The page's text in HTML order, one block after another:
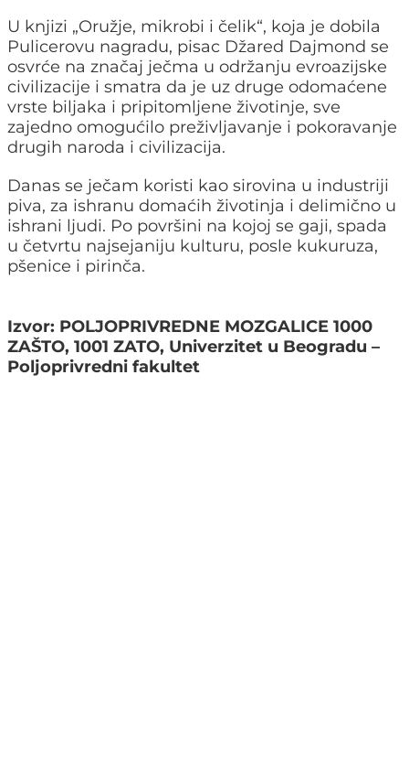
U knjizi „Oružje, mikrobi i čelik“, koja je dobila
Pulicerovu nagradu, pisac Džared Dajmond se
osvrće na značaj ječma u održanju evroazijske
civilizacije i smatra da je uz druge odomaćene
vrste biljaka i pripitomljene životinje, sve
zajedno omogućilo preživljavanje i pokoravanje
drugih naroda i civilizacija.
Danas se ječam koristi kao sirovina u industriji
piva, za ishranu domaćih životinja i delimično u
ishrani ljudi. Po površini na kojoj se gaji, spada
u četvrtu najsejaniju kulturu, posle kukuruza,
pšenice i pirinča.
Izvor: POLJOPRIVREDNE MOZGALICE 1000
ZAŠTO, 1001 ZATO, Univerzitet u Beogradu –
Poljoprivredni fakultet